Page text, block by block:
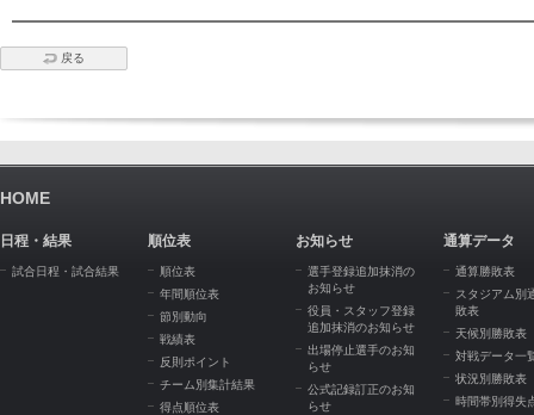
戻る
HOME
日程・結果
試合日程・試合結果
順位表
順位表
年間順位表
節別動向
戦績表
反則ポイント
チーム別集計結果
得点順位表
お知らせ
選手登録追加抹消の
お知らせ
役員・スタッフ登録
追加抹消のお知らせ
出場停止選手のお知
らせ
公式記録訂正のお知
らせ
通算データ
通算勝敗表
スタジアム別
敗表
天候別勝敗表
対戦データ一
状況別勝敗表
時間帯別得失